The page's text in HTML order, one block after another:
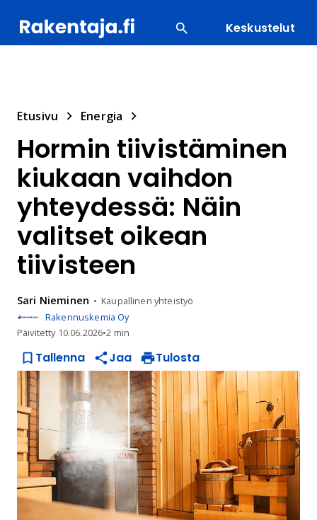
Keskustelut
Etusivu Energia
Hormin tiivistäminen
kiukaan vaihdon
yhteydessä: Näin
valitset oikean
tiivisteen
Sari Nieminen
Kaupallinen yhteistyö
Rakennuskemia Oy
Päivitetty 10.06.2026•2 min
Tallenna Jaa Tulosta